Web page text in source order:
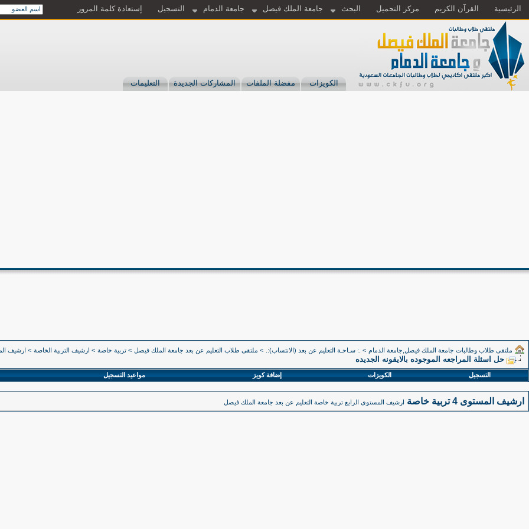
الرئيسية القرآن الكريم مركز التحميل البحث جامعة الملك فيصل جامعة الدمام التسجيل إستعادة كلمة المرور
الكويزات مفضلة الملفات المشاركات الجديدة التعليمات
ملتقى طلاب وطالبات جامعة الملك فيصل,جامعة الدمام > .: سـاحـة التعليم عن بعد (الانتساب):. > ملتقى طلاب التعليم عن بعد جامعة الملك فيصل > تربية خاصة > ارشيف التربية الخاصة > ارشيف المستوى
حل اسئلة المراجعه الموجوده بالايقونه الجديده
التسجيل الكويزات إضافة كويز مواعيد التسجيل
ارشيف المستوى 4 تربية خاصة ارشيف المستوى الرابع تربية خاصة التعليم عن بعد جامعة الملك فيصل